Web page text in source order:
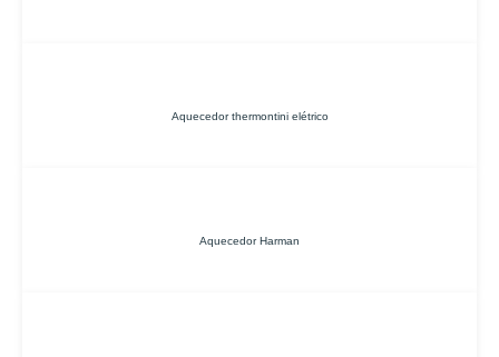
Aquecedor thermontini elétrico
Aquecedor Harman